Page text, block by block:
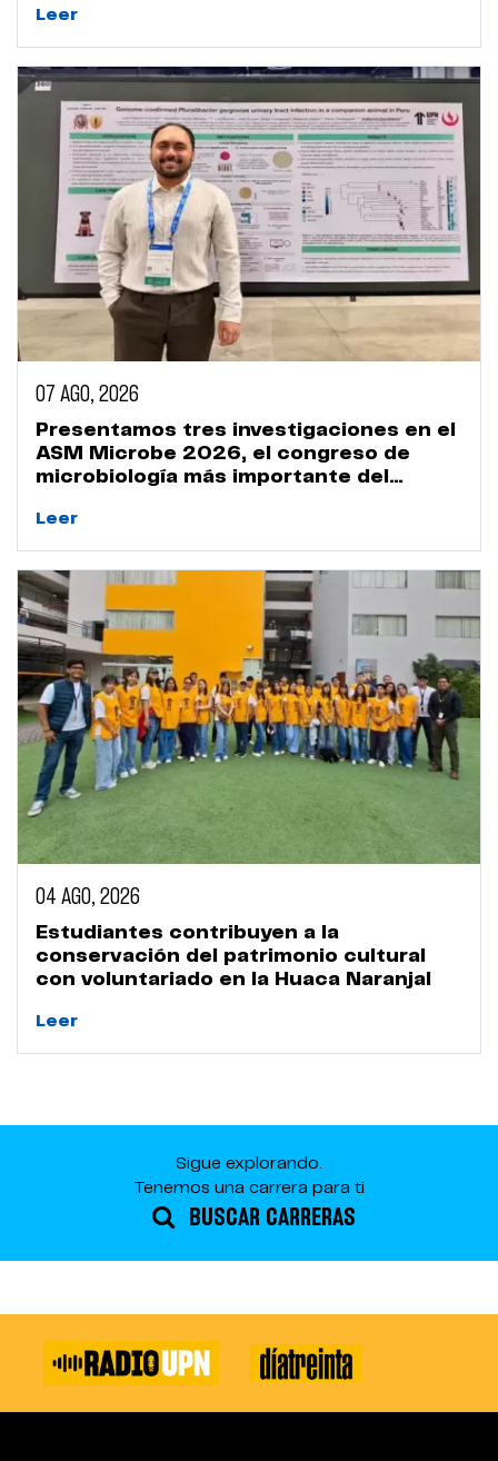
Leer
07 AGO, 2026
Presentamos tres investigaciones en el
ASM Microbe 2026, el congreso de
microbiología más importante del
Leer
04 AGO, 2026
Estudiantes contribuyen a la
conservación del patrimonio cultural
con voluntariado en la Huaca Naranjal
Leer
Sigue explorando.
Tenemos una carrera para ti
BUSCAR CARRERAS